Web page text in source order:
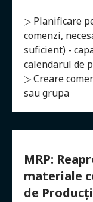
▷ Planificare
comenzi,
suficient) -
calendarul de
▷ Creare
sau grupa
MRP:
materiale
de